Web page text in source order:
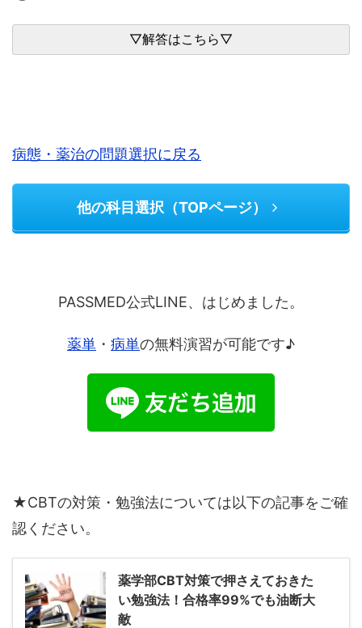
病態・薬治の問題選択に戻る
他の科目選択（TOPページ）
PASSMED公式LINE、はじめました。
薬単 ・ 病単の無料演習が可能です♪
★CBTの対策・勉強法については以下の記事をご確
認ください。
薬学部CBT対策で押さえておきた
い勉強法！合格率99%でも油断大
敵